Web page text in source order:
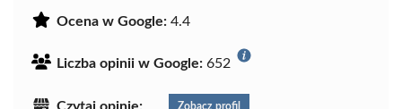
Ocena w Google: 4.4
Liczba opinii w Google: 652
Zobacz profil